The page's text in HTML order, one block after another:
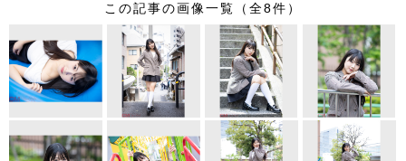
この記事の画像一覧（全8件）